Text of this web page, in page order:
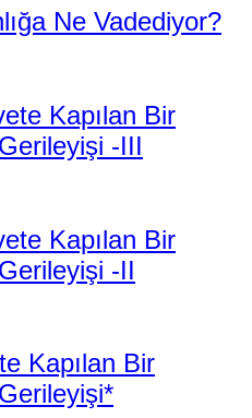
Ne Vadediyor?
Kapılan Bir
-III
Kapılan Bir
-II
Kapılan Bir